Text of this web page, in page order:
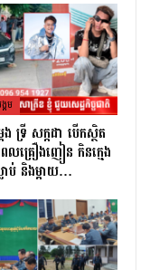
ម
ង ទ្រី សក្កដា បើកស្ថិត
ពលគ្រឿងញៀន កិនក្មេង
ាប់ និងម្ដាយ…